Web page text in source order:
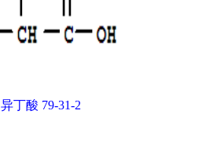
异丁酸 79-31-2